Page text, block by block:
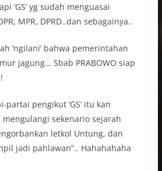
‘GS’ yg sudah menguasai
MPR, DPRD..dan sebagainya..
‘ngilani’ bahwa pemerintahan
jagung… Sbab PRABOWO siap
pengikut ‘GS’ itu kan
sekenario sejarah
letkol Untung, dan
jadi pahlawan”.. Hahahahaha